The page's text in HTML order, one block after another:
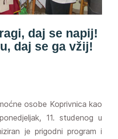
daj se napij!
daj se ga vžij!
osobe Koprivnica kao
11. studenog u
je prigodni program i